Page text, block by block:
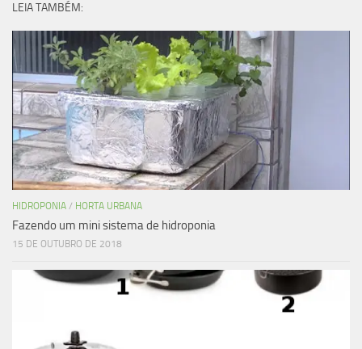
LEIA TAMBÉM:
HIDROPONIA / HORTA URBANA
Fazendo um mini sistema de hidroponia
15 DE OUTUBRO DE 2018